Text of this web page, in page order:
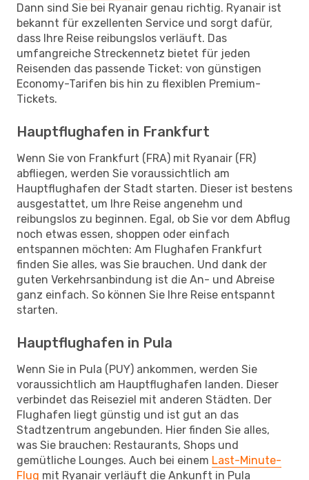
Dann sind Sie bei Ryanair genau richtig. Ryanair ist
bekannt für exzellenten Service und sorgt dafür,
dass Ihre Reise reibungslos verläuft. Das
umfangreiche Streckennetz bietet für jeden
Reisenden das passende Ticket: von günstigen
Economy-Tarifen bis hin zu flexiblen Premium-
Tickets.
Hauptflughafen in Frankfurt
Wenn Sie von Frankfurt (FRA) mit Ryanair (FR)
abfliegen, werden Sie voraussichtlich am
Hauptflughafen der Stadt starten. Dieser ist bestens
ausgestattet, um Ihre Reise angenehm und
reibungslos zu beginnen. Egal, ob Sie vor dem Abflug
noch etwas essen, shoppen oder einfach
entspannen möchten: Am Flughafen Frankfurt
finden Sie alles, was Sie brauchen. Und dank der
guten Verkehrsanbindung ist die An- und Abreise
ganz einfach. So können Sie Ihre Reise entspannt
starten.
Hauptflughafen in Pula
Wenn Sie in Pula (PUY) ankommen, werden Sie
voraussichtlich am Hauptflughafen landen. Dieser
verbindet das Reiseziel mit anderen Städten. Der
Flughafen liegt günstig und ist gut an das
Stadtzentrum angebunden. Hier finden Sie alles,
was Sie brauchen: Restaurants, Shops und
gemütliche Lounges. Auch bei einem Last-Minute-
Flug mit Ryanair verläuft die Ankunft in Pula